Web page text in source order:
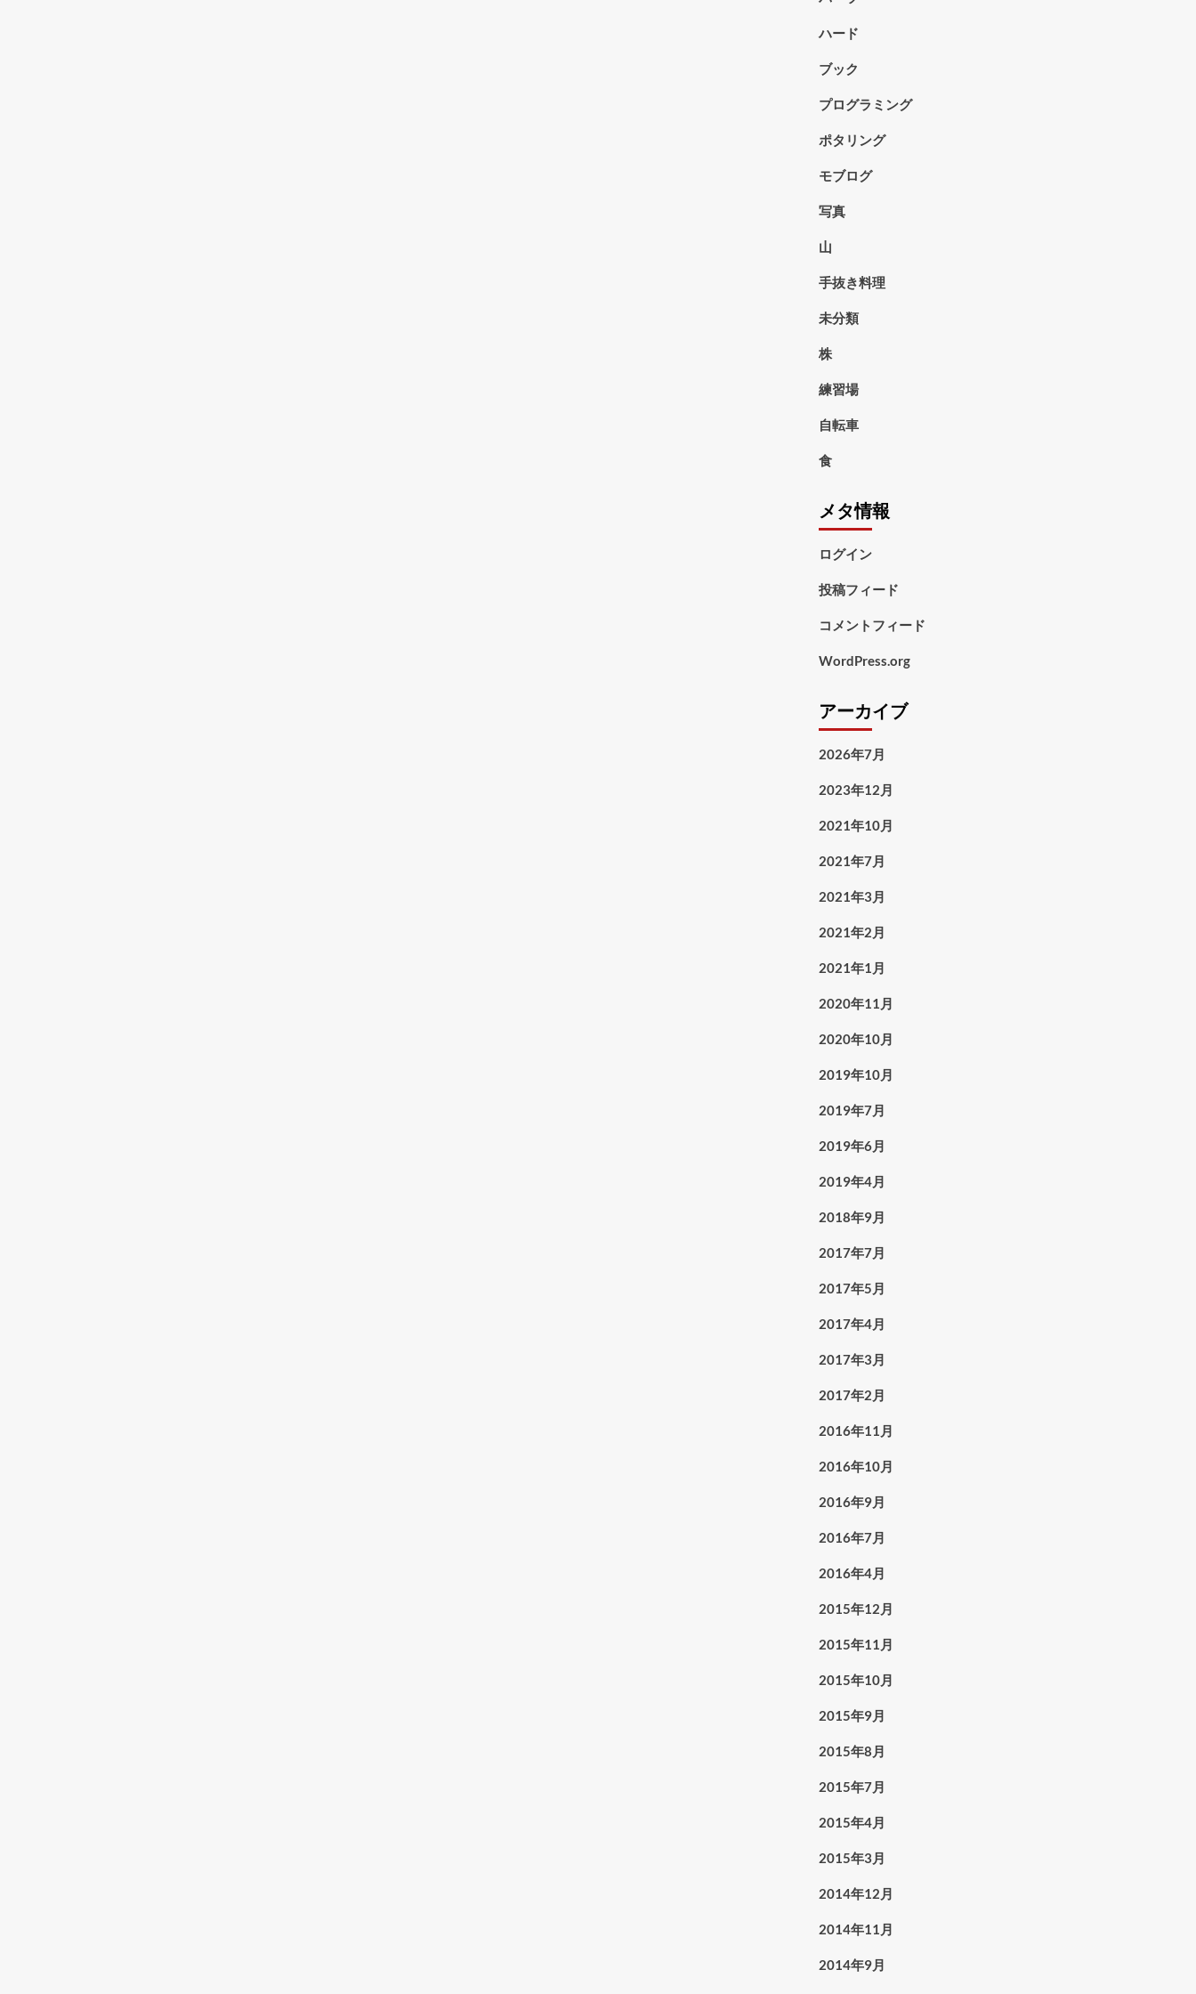
ハード
ブック
プログラミング
ポタリング
モブログ
写真
山
手抜き料理
未分類
株
練習場
自転車
食
メタ情報
ログイン
投稿フィード
コメントフィード
WordPress.org
アーカイブ
2026年7月
2023年12月
2021年10月
2021年7月
2021年3月
2021年2月
2021年1月
2020年11月
2020年10月
2019年10月
2019年7月
2019年6月
2019年4月
2018年9月
2017年7月
2017年5月
2017年4月
2017年3月
2017年2月
2016年11月
2016年10月
2016年9月
2016年7月
2016年4月
2015年12月
2015年11月
2015年10月
2015年9月
2015年8月
2015年7月
2015年4月
2015年3月
2014年12月
2014年11月
2014年9月